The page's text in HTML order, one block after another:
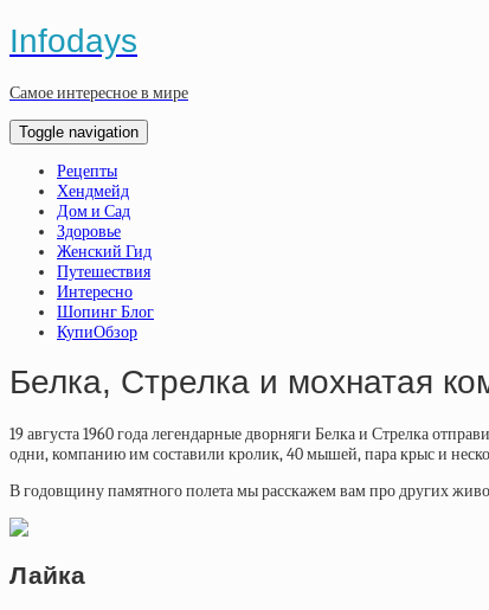
Infodays
Самое интересное в мире
Toggle navigation
Рецепты
Хендмейд
Дом и Сад
Здоровье
Женский Гид
Путешествия
Интересно
Шопинг Блог
КупиОбзор
Белка, Стрелка и мохнатая
19 августа 1960 года легендарные дворняги Белка и Стрелка
одни, компанию им составили кролик, 40 мышей, пара крыс и
В годовщину памятного полета мы расскажем вам про других
Лайка